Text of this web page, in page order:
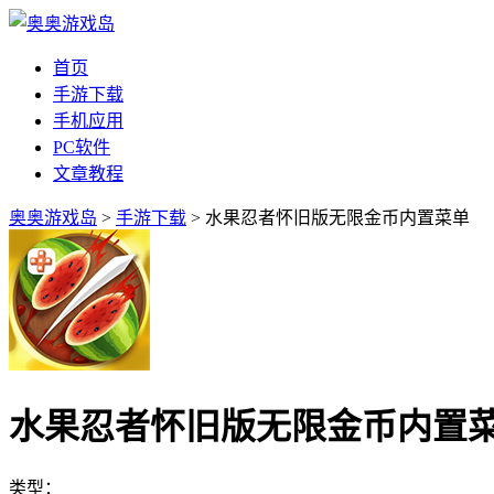
首页
手游下载
手机应用
PC软件
文章教程
奥奥游戏岛 > 手游下载 > 水果忍者怀旧版无限金币内置菜单
水果忍者怀旧版无限金币内置
类型：